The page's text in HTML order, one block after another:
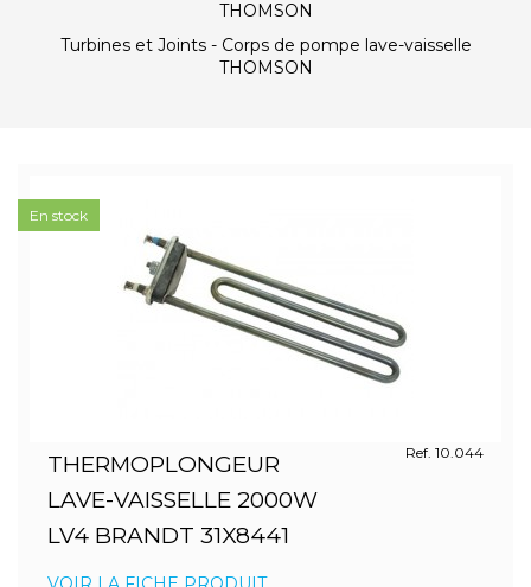
THOMSON
Turbines et Joints - Corps de pompe lave-vaisselle
THOMSON
THERMOPLONGEUR
LAVE-VAISSELLE 2000W
LV4 BRANDT 31X8441
Ref. 10.044
En stock